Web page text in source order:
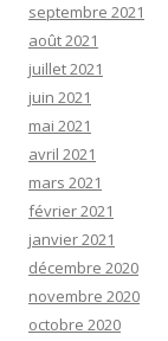
septembre 2021
août 2021
juillet 2021
juin 2021
mai 2021
avril 2021
mars 2021
février 2021
janvier 2021
décembre 2020
novembre 2020
octobre 2020